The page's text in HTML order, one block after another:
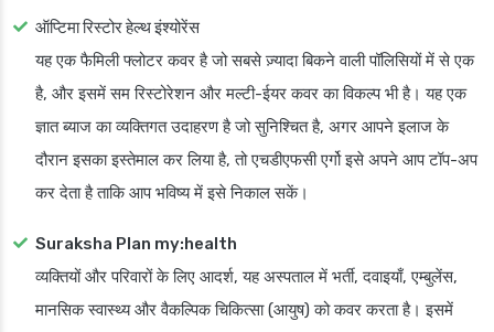
ऑप्टिमा रिस्टोर हेल्थ इंश्योरेंस
यह एक फैमिली फ्लोटर कवर है जो सबसे ज़्यादा बिकने वाली पॉलिसियों में से एक
है, और इसमें सम रिस्टोरेशन और मल्टी-ईयर कवर का विकल्प भी है। यह एक
ज्ञात ब्याज का व्यक्तिगत उदाहरण है जो सुनिश्चित है, अगर आपने इलाज के
दौरान इसका इस्तेमाल कर लिया है, तो एचडीएफसी एर्गो इसे अपने आप टॉप-अप
कर देता है ताकि आप भविष्य में इसे निकाल सकें।
Suraksha Plan my:health
व्यक्तियों और परिवारों के लिए आदर्श, यह अस्पताल में भर्ती, दवाइयाँ, एम्बुलेंस,
मानसिक स्वास्थ्य और वैकल्पिक चिकित्सा (आयुष) को कवर करता है। इसमें